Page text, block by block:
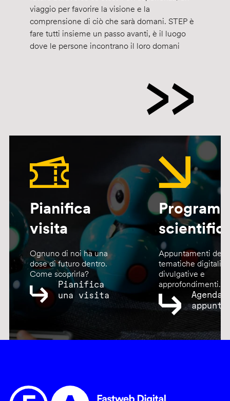
viaggio per favorire la visione e la
comprensione di ciò che sarà domani. STEP è
fare tutti insieme un passo avanti, è il luogo
dove le persone incontrano il loro domani
Pianifica
visita
Ognuno di noi ha una
dose di futuro dentro.
Come scoprirla?
Pianifica
una visita
Appuntamenti
tematiche digitali,
divulgative e
approfondimenti.
Agenda